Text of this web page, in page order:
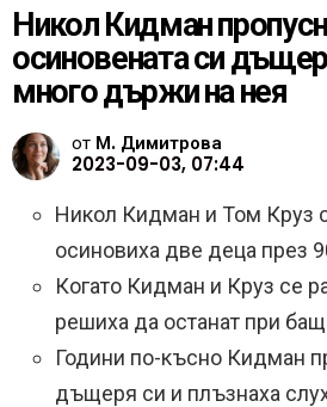
Никол Кидман
осиновената си
много държи на нея
от М. Димитрова
2023-09-03, 07:44
Никол Кидман и Том Круз
осиновиха две деца през
Когато Кидман и Круз се
решиха да останат при
Години по-късно Кидман
дъщеря си и плъзнаха